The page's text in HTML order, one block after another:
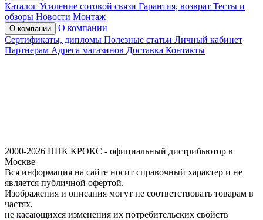
Каталог Усиление сотовой связи Гарантия, возврат Тесты и
обзоры Новости Монтаж
О компании
О компании
Сертификаты, дипломы Полезные статьи Личный кабинет
Партнерам Адреса магазинов Доставка Контакты
2000-2026 НПК КРОКС - официальный дистрибьютор в
Москве
Вся информация на сайте носит справочный характер и не
является публичной офертой.
Изображения и описания могут не соответствовать товарам в
частях,
не касающихся изменения их потребительских свойств